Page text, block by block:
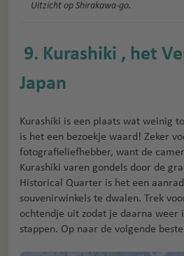
Uitzicht op Shirakawa-go.
9. Kurashiki , het
Japan
Kurashiki is een plaats wat weinig
is het een bezoekje waard! Zeker
fotografieliefhebber, want de
Kurashiki varen gondels door de
Historical Quarter is het een
souvenirwinkels te dwalen. Trek
ochtendje uit zodat je daarna weer
stappen. Op naar de volgende